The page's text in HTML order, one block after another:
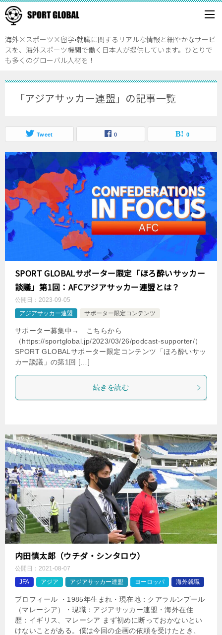
海外×スポーツ×留学•就職に関するリアルな情報と細やかなサービ
スを、海外スポーツ機関で働く日本人が提供しています。ひとりで
も多くのグローバル人材を！
「アジアサッカー連盟」の記事一覧
Tweet 0 0
SPORT GLOBALサポーター限定「ほろ酔いサッカー
談議」第1回：AFCアジアサッカー連盟とは？
公開日： 2023-09-05
アジアサッカー連盟
サポーター限定コンテンツ
サポーター募集中→ こちらから
（https://sportglobal.jp/2023/03/26/podcast-supporter/）
SPORT GLOBALサポーター限定コンテンツ「ほろ酔いサッ
カー談議」の第1回 […]
続きを読む
内田慎太郎（ウチダ・シンタロウ）
公開日： 2021-08-07
JFA
アジア アジアサッカー連盟 ヨーロッパ 海外就職
プロフィール ・1985年生まれ・現在地：クアラルンプール
（マレーシア）・現職：アジアサッカー連盟・海外在住
歴：イギリス、マレーシア まず初めに断っておかないとい
けないことがある。僕は今回の企画の依頼を受けたとき、